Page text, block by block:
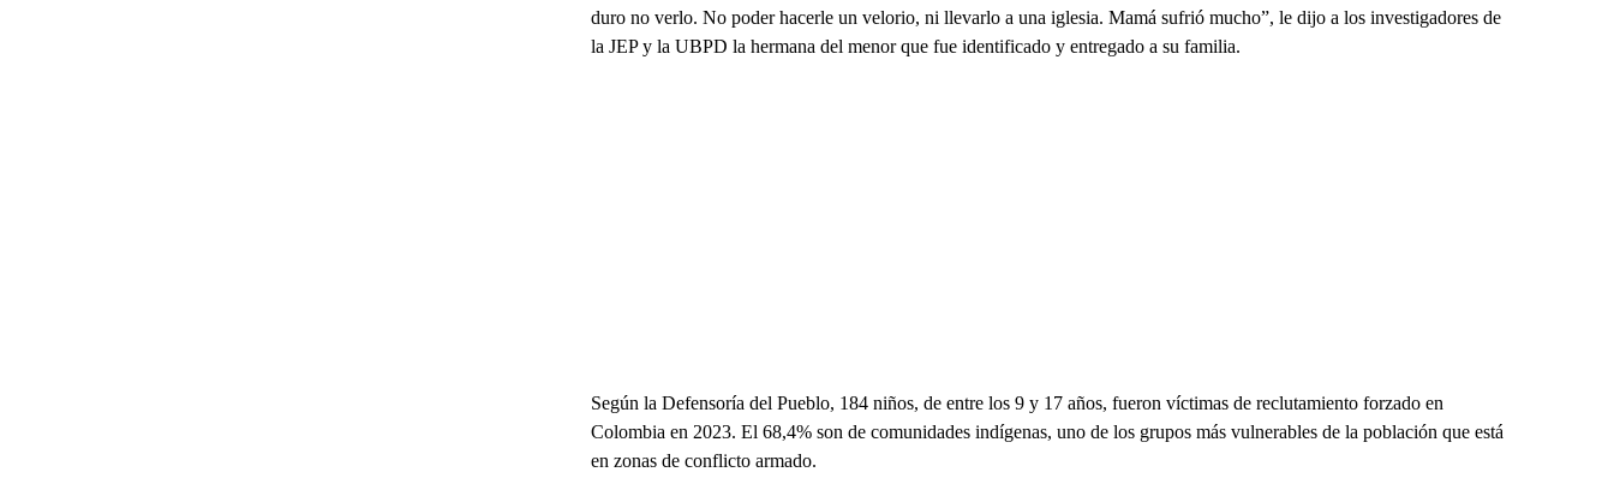
duro no verlo. No poder hacerle un velorio, ni llevarlo a una iglesia. Mamá sufrió mucho”, le dijo a los investigadores de
la JEP y la UBPD la hermana del menor que fue identificado y entregado a su familia.
Según la Defensoría del Pueblo, 184 niños, de entre los 9 y 17 años, fueron víctimas de reclutamiento forzado en
Colombia en 2023. El 68,4% son de comunidades indígenas, uno de los grupos más vulnerables de la población que está
en zonas de conflicto armado.